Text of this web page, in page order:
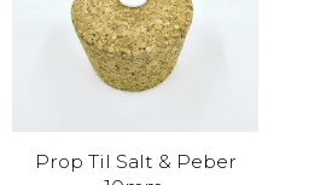
Prop Til Salt & Peber